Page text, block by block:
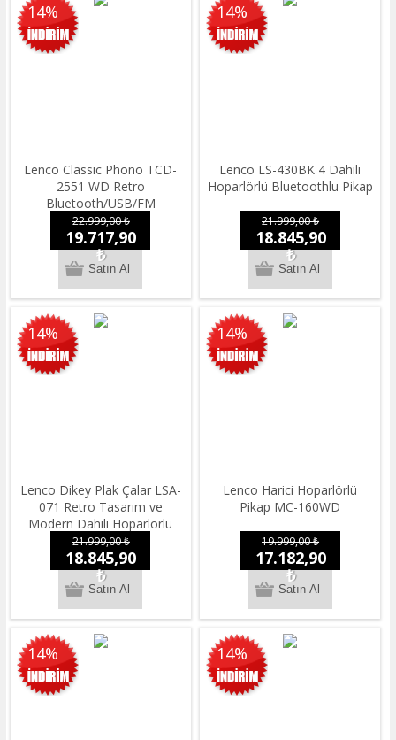
14%
Lenco Classic Phono TCD-
2551 WD Retro
Bluetooth/USB/FM
Radyo/CD/Kaset AHŞAP
Pikap Plak Çalar
22.999,00 ₺
19.717,90
₺
14%
Lenco LS-430BK 4 Dahili
Hoparlörlü Bluetoothlu Pikap
21.999,00 ₺
18.845,90
₺
14%
Lenco Dikey Plak Çalar LSA-
071 Retro Tasarım ve
Modern Dahili Hoparlörlü
Bluetooth Pikap
21.999,00 ₺
18.845,90
₺
14%
Lenco Harici Hoparlörlü
Pikap MC-160WD
19.999,00 ₺
17.182,90
₺
14% 14%